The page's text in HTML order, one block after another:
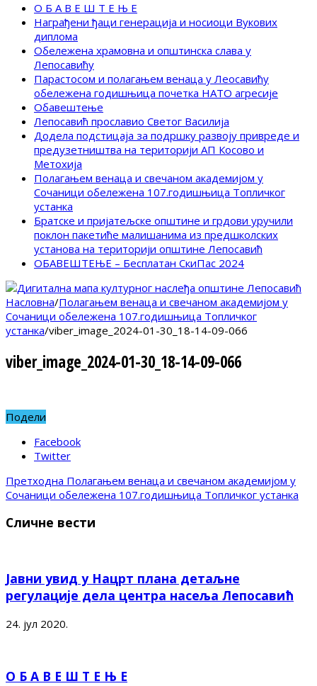
О Б А В Е Ш Т Е Њ Е
Награђени ђаци генерација и носиоци Вукових
диплома
Обележена храмовна и општинска слава у
Лепосавићу
Парастосом и полагањем венаца у Леосавићу
обележена годишњица почетка НАТО агресије
Обавештење
Лепосавић прославио Светог Василија
Додела подстицаја за подршку развоју привреде и
предузетништва на територији АП Косово и
Метохија
Полагањем венаца и свечаном академијом у
Сочаници обележена 107.годишњица Топличког
устанка
Братске и пријатељске општине и грдови уручили
поклон пакетиће малишанима из предшколских
установа на територији општине Лепосавић
ОБАВЕШТЕЊЕ – Бесплатан СкиПас 2024
Насловна/Полагањем венаца и свечаном академијом у
Сочаници обележена 107.годишњица Топличког
устанка/viber_image_2024-01-30_18-14-09-066
viber_image_2024-01-30_18-14-09-066
Подели
Facebook
Twitter
Претходна Полагањем венаца и свечаном академијом у
Сочаници обележена 107.годишњица Топличког устанка
Сличне вести
Јавни увид у Нацрт плана детаљне
регулације дела центра насеља Лепосавић
24. јул 2020.
О Б А В Е Ш Т Е Њ Е